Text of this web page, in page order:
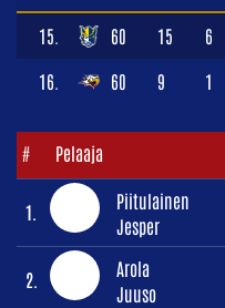
15. 60 15 6
16. 60 9 1
# Pelaaja
1.
Piitulainen
Jesper
2.
Arola
Juuso